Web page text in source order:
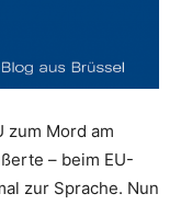
zum Mord am
– beim EU-
zur Sprache. Nun